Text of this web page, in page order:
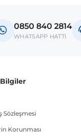
ve kasa tipleri
0850 840 2814
WHATSAPP HATTI
Sözleşmesi
Korunması